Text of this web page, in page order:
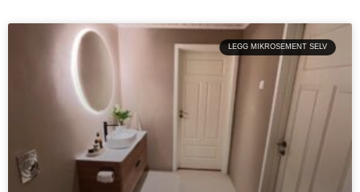
LEGG MIKROSEMENT SELV